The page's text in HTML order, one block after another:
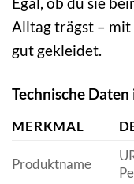
Alltag trägst – mit
gut gekleidet.
Technische
MERKMAL
Produktname